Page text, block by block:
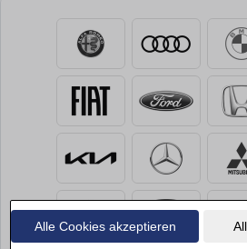
Alle Cookies akzeptieren